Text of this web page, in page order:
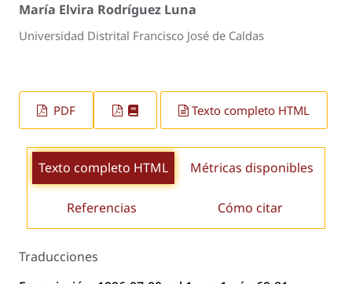
María Elvira Rodríguez Luna
Universidad Distrital Francisco José de Caldas
PDF Texto completo HTML
Texto completo HTML Métricas disponibles
Referencias Cómo citar
Traducciones